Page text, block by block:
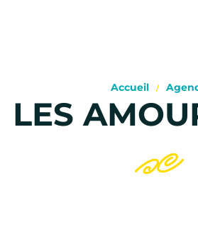
Accueil
LES